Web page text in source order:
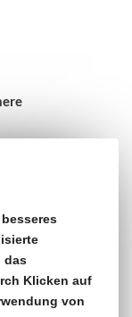
das
Klicken auf
von